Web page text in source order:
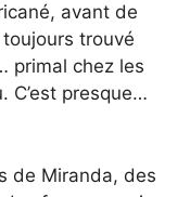
avant de
toujours trouvé
primal chez les
C’est presque…
de Miranda, des